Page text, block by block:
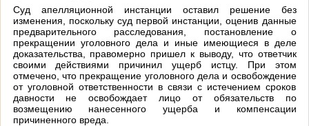
Суд апелляционной инстанции оставил решение без
изменения, поскольку суд первой инстанции, оценив данные
предварительного расследования, постановление о
прекращении уголовного дела и иные имеющиеся в деле
доказательства, правомерно пришел к выводу, что ответчик
своими действиями причинил ущерб истцу. При этом
отмечено, что прекращение уголовного дела и освобождение
от уголовной ответственности в связи с истечением сроков
давности не освобождает лицо от обязательств по
возмещению нанесенного ущерба и компенсации
причиненного вреда.